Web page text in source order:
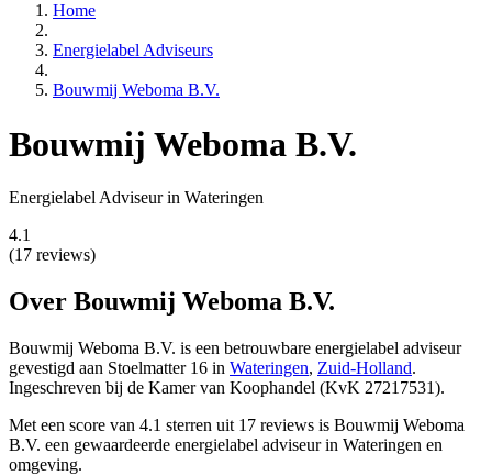
Home
Energielabel Adviseurs
Bouwmij Weboma B.V.
Bouwmij Weboma B.V.
Energielabel Adviseur in Wateringen
4.1
(17 reviews)
Over Bouwmij Weboma B.V.
Bouwmij Weboma B.V. is een betrouwbare energielabel adviseur
gevestigd aan Stoelmatter 16 in Wateringen, Zuid-Holland.
Ingeschreven bij de Kamer van Koophandel (KvK 27217531).
Met een score van 4.1 sterren uit 17 reviews is Bouwmij Weboma
B.V. een gewaardeerde energielabel adviseur in Wateringen en
omgeving.